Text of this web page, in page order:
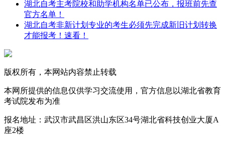
湖北自考主考院校和助学机构名单已公布，报班前先查
官方名单！
湖北自考非新计划专业的考生必须先完成新旧计划转换
才能报考！速看！
版权所有，本网站内容禁止转载
本网所提供的信息仅供学习交流使用，官方信息以湖北省教育
考试院发布为准
报名地址：武汉市武昌区洪山东区34号湖北省科技创业大厦A
座2楼